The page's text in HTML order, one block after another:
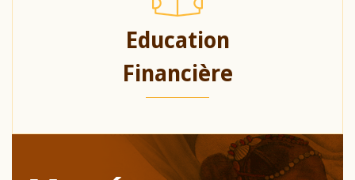
Education
Financière